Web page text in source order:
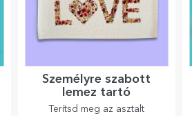
Személyre szabott
lemez tartó
Terítsd meg az asztalt